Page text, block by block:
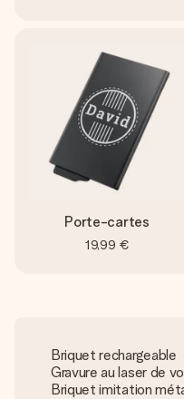
Porte-cartes
19,99 €
Briquet rechargeable
Gravure au laser de
Briquet imitation